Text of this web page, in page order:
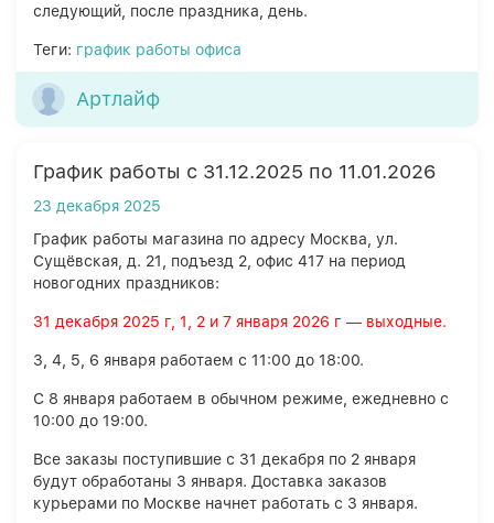
следующий, после праздника, день.
Теги: график работы офиса
Артлайф
График работы с 31.12.2025 по 11.01.2026
23 декабря 2025
График работы магазина по адресу Москва, ул.
Сущёвская, д. 21, подъезд 2, офис 417 на период
новогодних праздников:
31 декабря 2025 г, 1, 2 и 7 января 2026 г — выходные.
3, 4, 5, 6 января работаем с 11:00 до 18:00.
С 8 января работаем в обычном режиме, ежедневно с
10:00 до 19:00.
Все заказы поступившие с 31 декабря по 2 января
будут обработаны 3 января. Доставка заказов
курьерами по Москве начнет работать с 3 января.